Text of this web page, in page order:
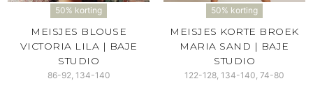
50% korting
MEISJES BLOUSE
VICTORIA LILA | BAJE
STUDIO
86-92, 134-140
50% korting
MEISJES KORTE BROEK
MARIA SAND | BAJE
STUDIO
122-128, 134-140, 74-80